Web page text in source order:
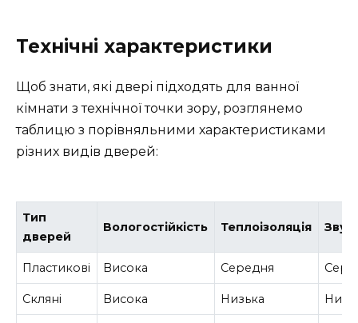
Технічні характеристики
Щоб знати, які двері підходять для ванної
кімнати з технічної точки зору, розглянемо
таблицю з порівняльними характеристиками
різних видів дверей:
Тип
дверей
Вологостійкість Теплоізоляція
Пластикові Висока Середня
Скляні Висока Низька